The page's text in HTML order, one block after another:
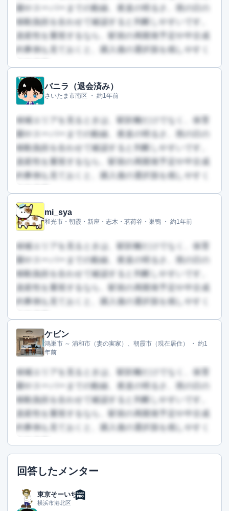
園やスーパーまでの動線、夜道の明るさ、雨の日の
移動負担を合わせて確認すると判断しやすいです。
資産性を重視するなら、駅前の再開発予定や中古成
約事例も見ておくと、購入後の選択肢を残しやすく
この回答を読むには会員登録が必要です
（文字数：914文字）
バニラ（退会済み）
さいたま市南区 ・ 約1年前
候補エリアを見るときは、駅距離だけでなく、保育
園やスーパーまでの動線、夜道の明るさ、雨の日の
移動負担を合わせて確認すると判断しやすいです。
資産性を重視するなら、駅前の再開発予定や中古成
約事例も見ておくと、購入後の選択肢を残しやすく
この回答を読むには会員登録が必要です
（文字数：949文字）
mi_sya
和光市・朝霞・新座・志木・茗荷谷・巣鴨 ・ 約1年前
候補エリアを見るときは、駅距離だけでなく、保育
園やスーパーまでの動線、夜道の明るさ、雨の日の
移動負担を合わせて確認すると判断しやすいです。
資産性を重視するなら、駅前の再開発予定や中古成
約事例も見ておくと、購入後の選択肢を残しやすく
この回答を読むには会員登録が必要です
（文字数：816文字）
ケビン
鴻巣市 ～ 浦和市（妻の実家）、朝霞市（現在居住） ・ 約1
年前
候補エリアを見るときは、駅距離だけでなく、保育
園やスーパーまでの動線、夜道の明るさ、雨の日の
移動負担を合わせて確認すると判断しやすいです。
資産性を重視するなら、駅前の再開発予定や中古成
約事例も見ておくと、購入後の選択肢を残しやすく
この回答を読むには会員登録が必要です
（文字数：925文字）
無料で登録して読む
回答したメンター
東京そーいち
横浜市港北区